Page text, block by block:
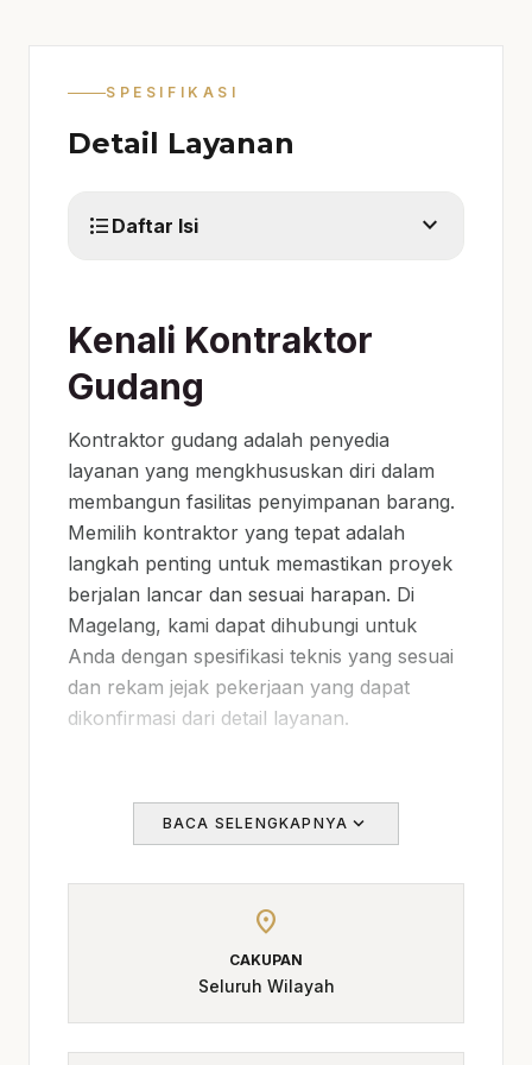
SPESIFIKASI
Detail Layanan
format_list_bulleted Daftar Isi expand_more
Kenali Kontraktor
Gudang
Kontraktor gudang adalah penyedia
layanan yang mengkhususkan diri dalam
membangun fasilitas penyimpanan barang.
Memilih kontraktor yang tepat adalah
langkah penting untuk memastikan proyek
berjalan lancar dan sesuai harapan. Di
Magelang, kami dapat dihubungi untuk
Anda dengan spesifikasi teknis yang sesuai
dan rekam jejak pekerjaan yang dapat
dikonfirmasi dari detail layanan.
Dihadapi
Dalam memilih kontraktor, banyak klien
menghadapi masalah seperti kurangnya
rekam jejak vendor. Hal ini dapat
BACA SELENGKAPNYA expand_more
location_on
CAKUPAN
Seluruh Wilayah